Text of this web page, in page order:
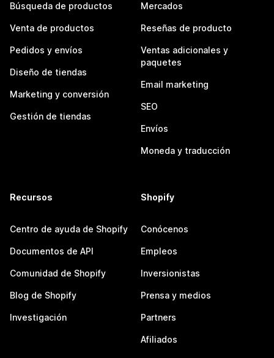
Búsqueda de productos
Venta de productos
Pedidos y envíos
Diseño de tiendas
Marketing y conversión
Gestión de tiendas
Mercados
Reseñas de producto
Ventas adicionales y
paquetes
Email marketing
SEO
Envíos
Moneda y traducción
Recursos
Centro de ayuda de Shopify
Documentos de API
Comunidad de Shopify
Blog de Shopify
Investigación
Shopify
Conócenos
Empleos
Inversionistas
Prensa y medios
Partners
Afiliados